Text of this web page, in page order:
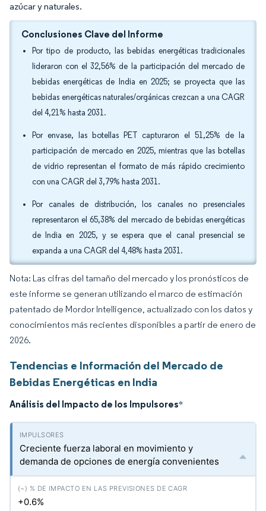
azúcar y naturales.
Conclusiones Clave del Informe
Por tipo de producto, las bebidas energéticas tradicionales
lideraron con el 32,56% de la participación del mercado de
bebidas energéticas de India en 2025; se proyecta que las
bebidas energéticas naturales/orgánicas crezcan a una CAGR
del 4,21% hasta 2031.
Por envase, las botellas PET capturaron el 51,25% de la
participación de mercado en 2025, mientras que las botellas
de vidrio representan el formato de más rápido crecimiento
con una CAGR del 3,79% hasta 2031.
Por canales de distribución, los canales no presenciales
representaron el 65,38% del mercado de bebidas energéticas
de India en 2025, y se espera que el canal presencial se
expanda a una CAGR del 4,48% hasta 2031.
Nota: Las cifras del tamaño del mercado y los pronósticos de
este informe se generan utilizando el marco de estimación
patentado de Mordor Intelligence, actualizado con los datos y
conocimientos más recientes disponibles a partir de enero de
2026.
Tendencias e Información del Mercado de
Bebidas Energéticas en India
Análisis del Impacto de los Impulsores*
Creciente fuerza laboral en movimiento y
demanda de opciones de energía convenientes
+0.6%